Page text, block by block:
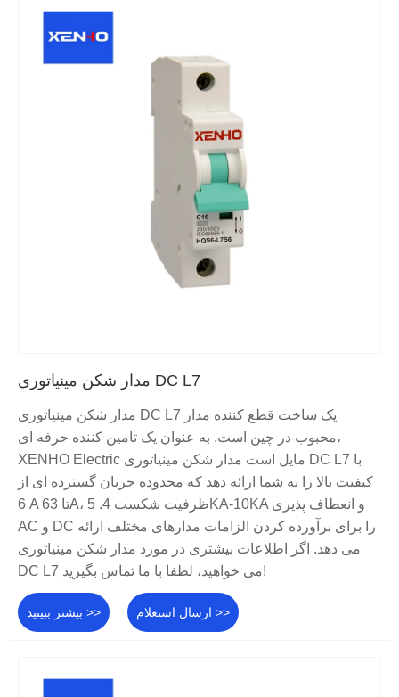
مدار شکن مینیاتوری DC L7
مدار شکن مینیاتوری DC L7 یک ساخت قطع کننده مدار
محبوب در چین است. به عنوان یک تامین کننده حرفه ای،
XENHO Electric مایل است مدار شکن مینیاتوری DC L7 با
کیفیت بالا را به شما ارائه دهد که محدوده جریان گسترده ای از
6 A تا 63A، ظرفیت شکست 4. 5KA-10KA و انعطاف پذیری
AC و DC را برای برآورده کردن الزامات مدارهای مختلف ارائه
می دهد. اگر اطلاعات بیشتری در مورد مدار شکن مینیاتوری
DC L7 می خواهید، لطفا با ما تماس بگیرید!
بیشتر ببینید >> ارسال استعلام >>